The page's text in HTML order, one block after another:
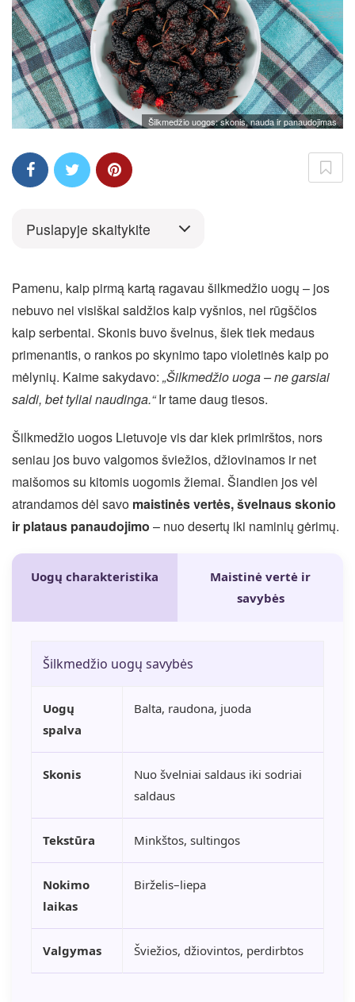
Šilkmedžio uogos: skonis, nauda ir panaudojimas
Puslapyje skaitykite
Pamenu, kaip pirmą kartą ragavau šilkmedžio uogų – jos
nebuvo nei visiškai saldžios kaip vyšnios, nei rūgščios
kaip serbentai. Skonis buvo švelnus, šiek tiek medaus
primenantis, o rankos po skynimo tapo violetinės kaip po
mėlynių. Kaime sakydavo: „Šilkmedžio uoga – ne garsiai
saldi, bet tyliai naudinga.“Ir tame daug tiesos.
Šilkmedžio uogos Lietuvoje vis dar kiek primirštos, nors
seniau jos buvo valgomos šviežios, džiovinamos ir net
maišomos su kitomis uogomis žiemai. Šiandien jos vėl
atrandamos dėl savo maistinės vertės, švelnaus skonio
ir plataus panaudojimo – nuo desertų iki naminių gėrimų.
Uogų charakteristika
Maistinė vertė ir
savybės
Šilkmedžio uogų savybės
Uogų
spalva
Balta, raudona, juoda
Skonis
Nuo švelniai saldaus iki sodriai
saldaus
Tekstūra Minkštos, sultingos
Nokimo
laikas
Birželis–liepa
Valgymas Šviežios, džiovintos, perdirbtos